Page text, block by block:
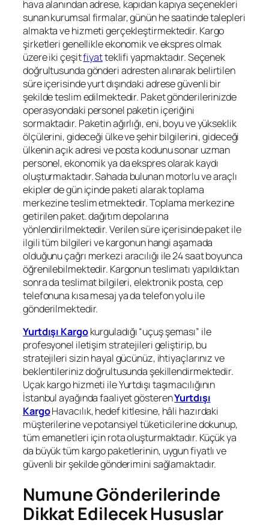
hava alanından adrese, kapıdan kapıya seçenekleri
sunan kurumsal firmalar, günün he saatinde talepleri
almakta ve hizmeti gerçekleştirmektedir. Kargo
şirketleri genellikle ekonomik ve ekspres olmak
üzere iki çeşitfiyatteklifi yapmaktadır. Seçenek
doğrultusunda gönderi adresten alınarak belirtilen
süre içerisinde yurt dışındaki adrese güvenli bir
şekilde teslim edilmektedir. Paket gönderilerinizde
operasyondaki personel paketin içeriğini
sormaktadır. Paketin ağırlığı, eni, boyu ve yükseklik
ölçülerini, gideceği ülke ve şehir bilgilerini, gideceği
ülkenin açık adresi ve posta kodunu sonar uzman
personel, ekonomik ya da ekspres olarak kaydı
oluşturmaktadır. Sahada bulunan motorlu ve araçlı
ekipler de gün içinde paketi alarak toplama
merkezine teslim etmektedir. Toplama merkezine
getirilen paket. dağıtım depolarına
yönlendirilmektedir. Verilen süre içerisinde paket ile
ilgili tüm bilgileri ve kargonun hangi aşamada
olduğunu çağrı merkezi aracılığı ile 24 saat boyunca
öğrenilebilmektedir. Kargonun teslimatı yapıldıktan
sonra da teslimat bilgileri, elektronik posta, cep
telefonuna kısa mesaj ya da telefon yolu ile
gönderilmektedir.
Yurtdışı Kargokurguladığı “uçuş şeması” ile
profesyonel iletişim stratejileri geliştirip, bu
stratejileri sizin hayal gücünüz, ihtiyaçlarınız ve
beklentileriniz doğrultusunda şekillendirmektedir.
Uçak kargo hizmeti ile Yurtdışı taşımacılığının
İstanbul ayağında faaliyet gösterenYurtdışı
KargoHavacılık, hedef kitlesine, hâli hazırdaki
müşterilerine ve potansiyel tüketicilerine dokunup,
tüm emanetleri için rota oluşturmaktadır. Küçük ya
da büyük tüm kargo paketlerinin, uygun fiyatlı ve
güvenli bir şekilde gönderimini sağlamaktadır.
Numune Gönderilerinde
Dikkat Edilecek Hususlar